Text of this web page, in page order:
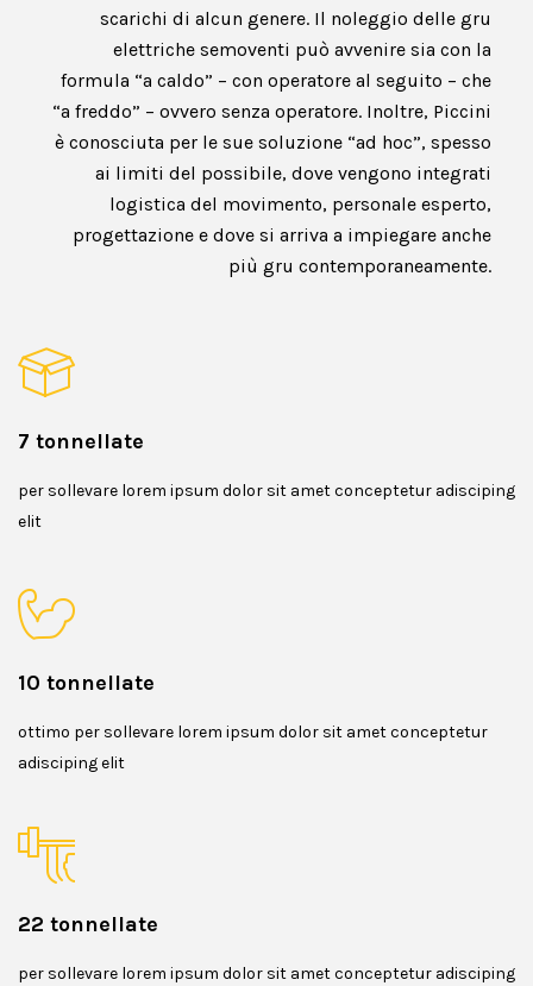
scarichi di alcun genere. Il noleggio delle gru
elettriche semoventi può avvenire sia con la
formula “a caldo” – con operatore al seguito – che
“a freddo” – ovvero senza operatore. Inoltre, Piccini
è conosciuta per le sue soluzione “ad hoc”, spesso
ai limiti del possibile, dove vengono integrati
logistica del movimento, personale esperto,
progettazione e dove si arriva a impiegare anche
più gru contemporaneamente.
7 tonnellate
per sollevare lorem ipsum dolor sit amet conceptetur adisciping
elit
10 tonnellate
ottimo per sollevare lorem ipsum dolor sit amet conceptetur
adisciping elit
22 tonnellate
per sollevare lorem ipsum dolor sit amet conceptetur adisciping